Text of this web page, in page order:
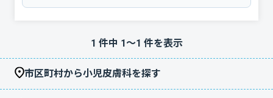
1 件中 1〜1 件を表示
市区町村から小児皮膚科を探す